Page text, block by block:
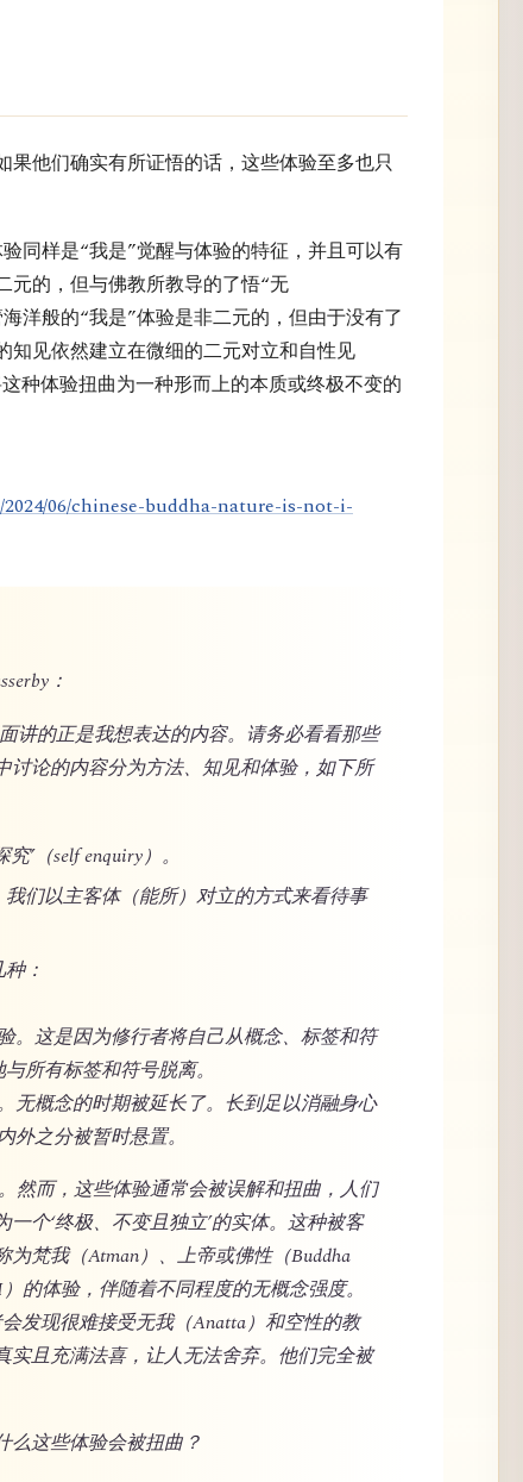
果他们确实有所证悟的话，这些体验至多也只
同样是“我是”觉醒与体验的特征，并且可以有
元的，但与佛教所教导的了悟“无
洋般的“我是”体验是非二元的，但由于没有了
知见依然建立在微细的二元对立和自性见
种体验扭曲为一种形而上的本质或终极不变的
06/chinese-buddha-nature-is-not-i-
：
讲的正是我想表达的内容。请务必看看那些
讨论的内容分为方法、知见和体验，如下所
’（self enquiry）。
们以主客体（能所）对立的方式来看待事
：
。这是因为修行者将自己从概念、标签和符
所有标签和符号脱离。
无概念的时期被延长了。长到足以消融身心
外之分被暂时悬置。
然而，这些体验通常会被误解和扭曲，人们
个‘终极、不变且独立’的实体。这种被客
梵我（Atman）、上帝或佛性（Buddha
的体验，伴随着不同程度的无概念强度。
发现很难接受无我（Anatta）和空性的教
实且充满法喜，让人无法舍弃。他们完全被
么这些体验会被扭曲？